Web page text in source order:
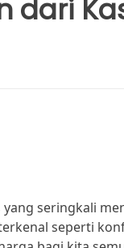
dari
seringkali
seperti